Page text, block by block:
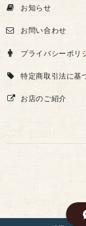
お知らせ
お問い合わせ
プライバシーポリ
特定商取引法に基
お店のご紹介